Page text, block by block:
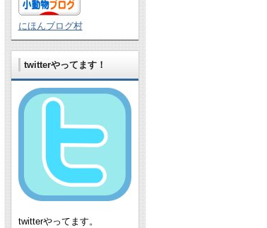
にほんブログ村
twitterやってます！
twitterやってます。